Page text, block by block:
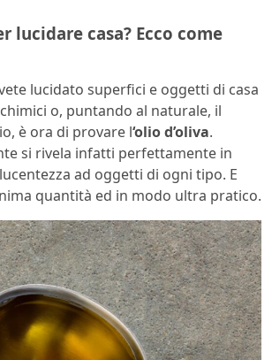
lucidare casa? Ecco come
lucidato superfici e oggetti di casa
o, puntando al naturale, il
è ora di provare l‘olio d’oliva.
si rivela infatti perfettamente in
ad oggetti di ogni tipo. E
quantità ed in modo ultra pratico.